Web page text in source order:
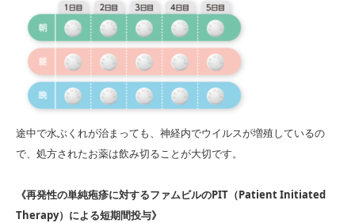
途中で水ぶくれが治まっても、神経内でウイルスが増殖しているの
で、処⽅されたお薬は飲み切ることが⼤切です。
《再発性の単純疱疹に対するファムビルのPIT （Patient Initiated
Therapy）による短期間投与》